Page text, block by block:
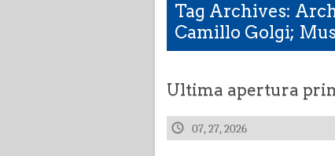
Tag Archives:
Camillo Golgi;
Ultima apertura
07, 27, 2026